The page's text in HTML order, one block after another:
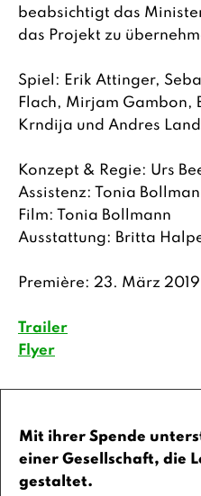
beabsichtigt das
das Projekt zu
Spiel: Erik Attinger,
Flach, Mirjam
Krndija und Andres
Konzept & Regie: Urs
Assistenz: Tonia
Film: Tonia Bollmann
Ausstattung: Britta
Première: 23. März 2019
Trailer
Flyer
Mit ihrer Spende
einer Gesellschaft, die
gestaltet.